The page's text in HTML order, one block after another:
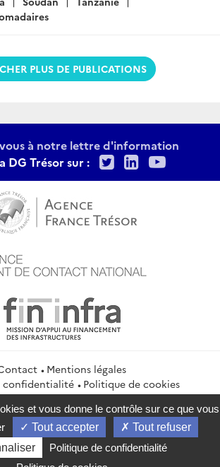
PLUS DE PUBLICATIONS
à notre lettre d'information
DG Trésor sur :
TwitterLinkedIn
Mentions légales
confidentialité
Politique de cookies
des cookies
Flux RSS
legifrance.gouv.fr
info.gouv.fr
data.gouv.fr
et vous donne le contrôle sur ce que vous
Tout accepter
Tout refuser
Politique de confidentialité